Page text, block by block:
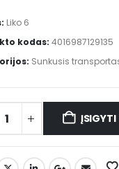
Liko 6
kodas: 4016987129135
Sunkusis
ĮSIGYTI